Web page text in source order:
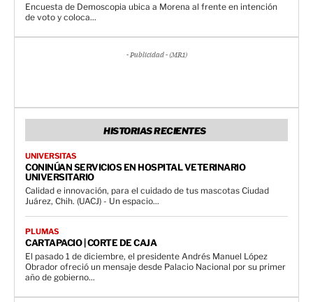
Encuesta de Demoscopia ubica a Morena al frente en intención
de voto y coloca...
- Publicidad - (MR1)
HISTORIAS RECIENTES
UNIVERSITAS
CONINÚAN SERVICIOS EN HOSPITAL VETERINARIO
UNIVERSITARIO
Calidad e innovación, para el cuidado de tus mascotas Ciudad
Juárez, Chih. (UACJ) - Un espacio...
PLUMAS
CARTAPACIO | CORTE DE CAJA
El pasado 1 de diciembre, el presidente Andrés Manuel López
Obrador ofreció un mensaje desde Palacio Nacional por su primer
año de gobierno...